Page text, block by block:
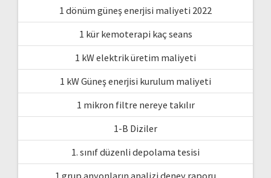
1 dönüm güneş enerjisi maliyeti 2022
1 kür kemoterapi kaç seans
1 kW elektrik üretim maliyeti
1 kW Güneş enerjisi kurulum maliyeti
1 mikron filtre nereye takılır
1-B Diziler
1. sınıf düzenli depolama tesisi
1.grup anyonların analizi deney raporu